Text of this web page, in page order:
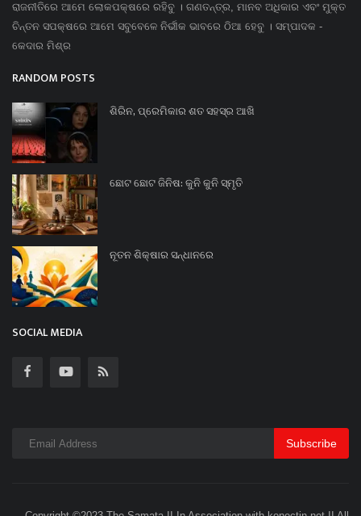
ରାଜନୀତିରେ ଆମେ ଲୋକପକ୍ଷରେ ରହିବୁ । ଗଣତନ୍ତ୍ର, ମାନବ ଅଧିକାର ଏବଂ ମୁକ୍ତ
ଚିନ୍ତନ ସପକ୍ଷରେ ଆମେ ସବୁବେଳେ ନିର୍ଭୀକ ଭାବରେ ଠିଆ ହେବୁ । ସମ୍ପାଦକ -
କେଦାର ମିଶ୍ର
RANDOM POSTS
ଶିରିନ, ପ୍ରେମିକାର ଶତ ସହସ୍ର ଆଖି
ଛୋଟ ଛୋଟ ଜିନିଷ: କୁନି କୁନି ସ୍ମୃତି
ନୂତନ ଶିକ୍ଷାର ସନ୍ଧାନରେ
SOCIAL MEDIA
Subscribe